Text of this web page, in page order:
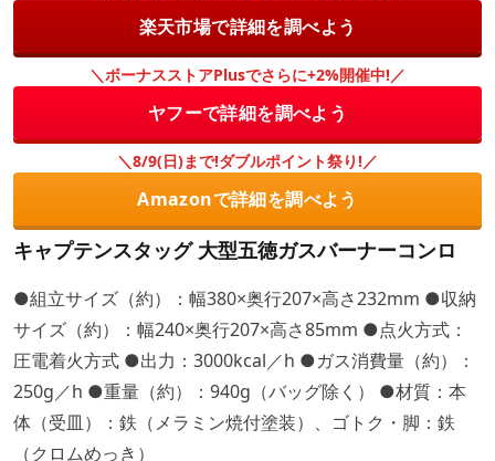
楽天市場で詳細を調べよう
＼ボーナスストアPlusでさらに+2%開催中!／
ヤフーで詳細を調べよう
＼8/9(日)まで!ダブルポイント祭り!／
Amazonで詳細を調べよう
キャプテンスタッグ 大型五徳ガスバーナーコンロ
●組立サイズ（約）：幅380×奥行207×高さ232mm ●収納
サイズ（約）：幅240×奥行207×高さ85mm ●点火方式：
圧電着火方式 ●出力：3000kcal／h ●ガス消費量（約）：
250g／h ●重量（約）：940g（バッグ除く） ●材質：本
体（受皿）：鉄（メラミン焼付塗装）、ゴトク・脚：鉄
（クロムめっき）